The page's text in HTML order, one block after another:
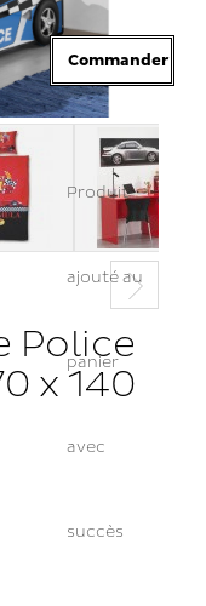
Commander
Produit
ajouté au
panier
avec
succès
Police
x 140